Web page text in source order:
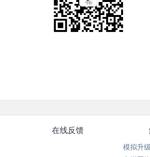
在线反馈
模拟升